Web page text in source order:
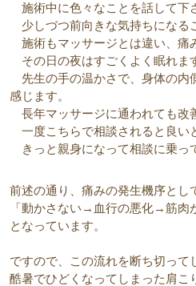
施術中に色々なことを話して下
少しづつ前向きな気持ちになる
施術もマッサージとは違い、痛
その日の夜はすごくよく眠れま
先生の手の温かさで、身体の内
感じます。
長年マッサージに通われても改
一度こちらで相談されると良い
きっと親身になって相談に乗っ
前述の通り、痛みの発生機序とし
「動かさない→血行の悪化→筋肉
となっています。
ですので、この流れを断ち切って
酷暑でひどくなってしまった肩こ